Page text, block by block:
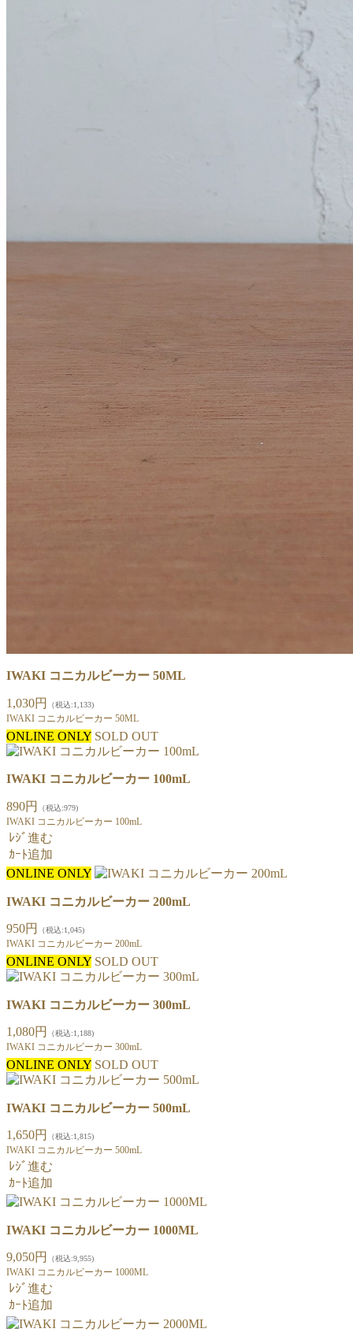
IWAKI コニカルビーカー 50ML
1,030円 （税込:1,133)
IWAKI コニカルビーカー 50ML
ONLINE ONLY SOLD OUT
IWAKI コニカルビーカー 100mL
890円 （税込:979)
IWAKI コニカルビーカー 100mL
ﾚｼﾞ進む
ｶｰﾄ追加
ONLINE ONLY
IWAKI コニカルビーカー 200mL
950円 （税込:1,045)
IWAKI コニカルビーカー 200mL
ONLINE ONLY SOLD OUT
IWAKI コニカルビーカー 300mL
1,080円 （税込:1,188)
IWAKI コニカルビーカー 300mL
ONLINE ONLY SOLD OUT
IWAKI コニカルビーカー 500mL
1,650円 （税込:1,815)
IWAKI コニカルビーカー 500mL
ﾚｼﾞ進む
ｶｰﾄ追加
IWAKI コニカルビーカー 1000ML
9,050円 （税込:9,955)
IWAKI コニカルビーカー 1000ML
ﾚｼﾞ進む
ｶｰﾄ追加